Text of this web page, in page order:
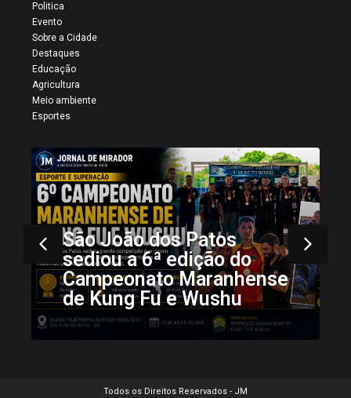
Politica
Evento
Sobre a Cidade
Destaques
Educação
Agricultura
Meio ambiente
Esportes
Mais registros da 34ª
Vaquejada de Colinas
Todos os Direitos Reservados - JM